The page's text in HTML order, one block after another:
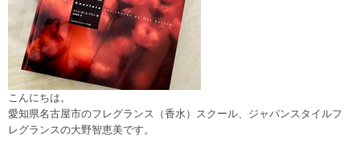
こんにちは。
愛知県名古屋市のフレグランス（香水）スクール、ジャパンスタイルフ
レグランスの大野智恵美です。